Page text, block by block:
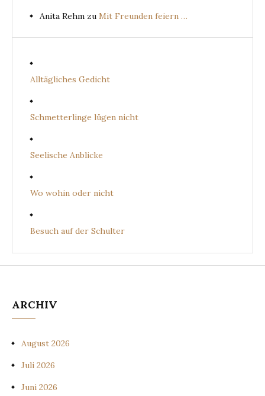
Anita Rehm zu Mit Freunden feiern …
Alltägliches Gedicht
Schmetterlinge lügen nicht
Seelische Anblicke
Wo wohin oder nicht
Besuch auf der Schulter
ARCHIV
August 2026
Juli 2026
Juni 2026